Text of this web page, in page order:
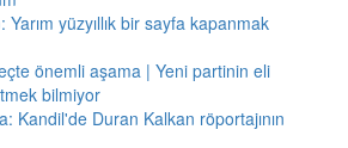
yüzyıllık bir sayfa kapanmak
önemli aşama | Yeni partinin eli
bilmiyor
Kandil'de Duran Kalkan röportajının